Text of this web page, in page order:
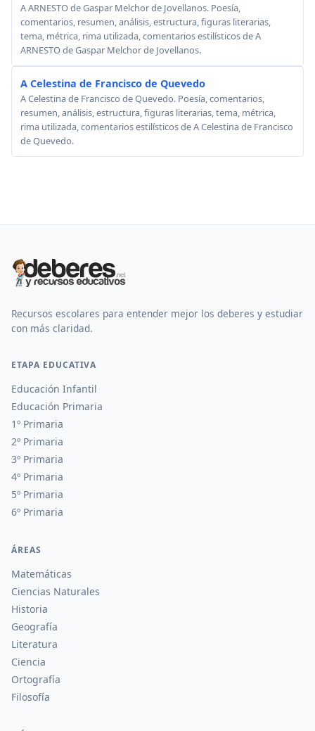
A ARNESTO de Gaspar Melchor de Jovellanos. Poesía,
comentarios, resumen, análisis, estructura, figuras literarias,
tema, métrica, rima utilizada, comentarios estilísticos de A
ARNESTO de Gaspar Melchor de Jovellanos.
A Celestina de Francisco de Quevedo
A Celestina de Francisco de Quevedo. Poesía, comentarios,
resumen, análisis, estructura, figuras literarias, tema, métrica,
rima utilizada, comentarios estilísticos de A Celestina de Francisco
de Quevedo.
Recursos escolares para entender mejor los deberes y estudiar
con más claridad.
ETAPA EDUCATIVA
Educación Infantil
Educación Primaria
1º Primaria
2º Primaria
3º Primaria
4º Primaria
5º Primaria
6º Primaria
ÁREAS
Matemáticas
Ciencias Naturales
Historia
Geografía
Literatura
Ciencia
Ortografía
Filosofía